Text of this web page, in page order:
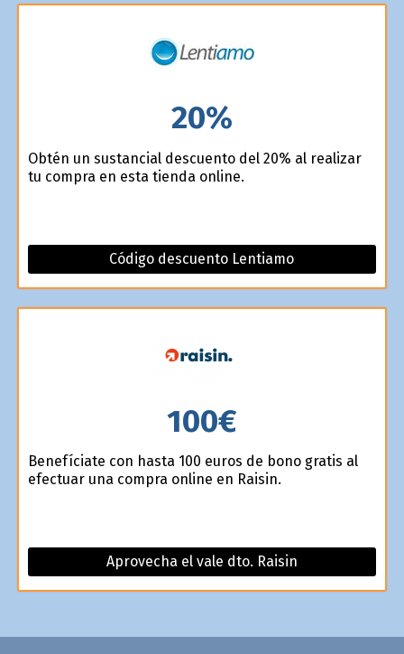
20%
Obtén un sustancial descuento del 20% al realizar
tu compra en esta tienda online.
Código descuento Lentiamo
100€
Benefíciate con hasta 100 euros de bono gratis al
efectuar una compra online en Raisin.
Aprovecha el vale dto. Raisin